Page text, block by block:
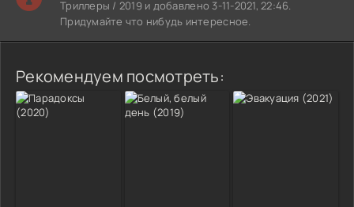
Триллеры / 2019 и добавлено 3-11-2021, 22:46.
Придумайте что нибудь интересное.
Рекомендуем посмотреть: